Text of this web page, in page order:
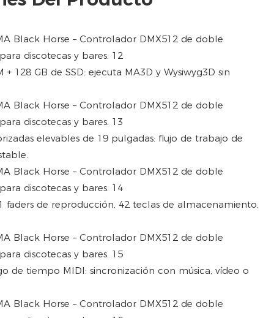
128 GB de SSD: ejecuta MA3D y Wysiwyg3D sin
elevables de 19 pulgadas: flujo de trabajo de
faders de reproducción, 42 teclas de almacenamiento,
de tiempo MIDI: sincronización con música, vídeo o